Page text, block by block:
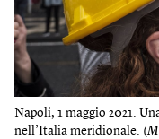
Napoli, 1 maggio 2021.
nell’Italia meridionale. (